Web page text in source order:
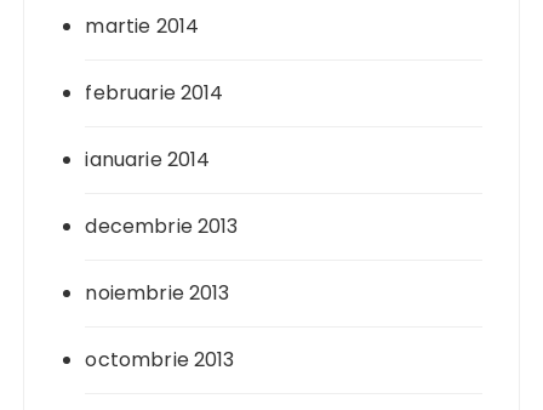
martie 2014
februarie 2014
ianuarie 2014
decembrie 2013
noiembrie 2013
octombrie 2013